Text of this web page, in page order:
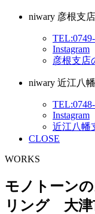
niwary 彦根支店
Instagram
彦根支店
niwary 近江八
Instagram
近江八幡
CLOSE
WORKS
モノトーン
リング 大津